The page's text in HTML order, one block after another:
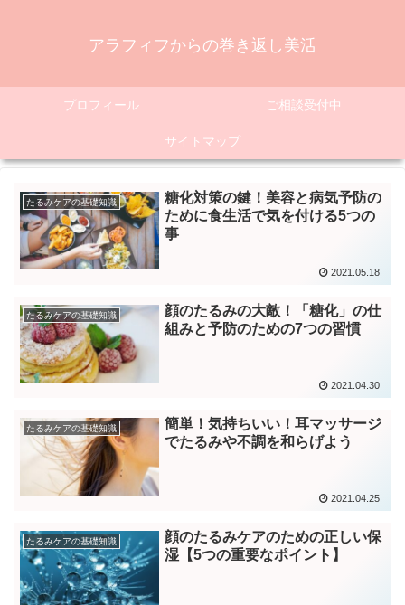
アラフィフからの巻き返し美活
プロフィール ご相談受付中
サイトマップ
たるみケアの基礎知識
糖化対策の鍵！美容と病気予防の
ために食生活で気を付ける5つの
事
2021.05.18
たるみケアの基礎知識
顔のたるみの大敵！「糖化」の仕
組みと予防のための7つの習慣
2021.04.30
たるみケアの基礎知識
簡単！気持ちいい！耳マッサージ
でたるみや不調を和らげよう
2021.04.25
たるみケアの基礎知識
顔のたるみケアのための正しい保
湿【5つの重要なポイント】